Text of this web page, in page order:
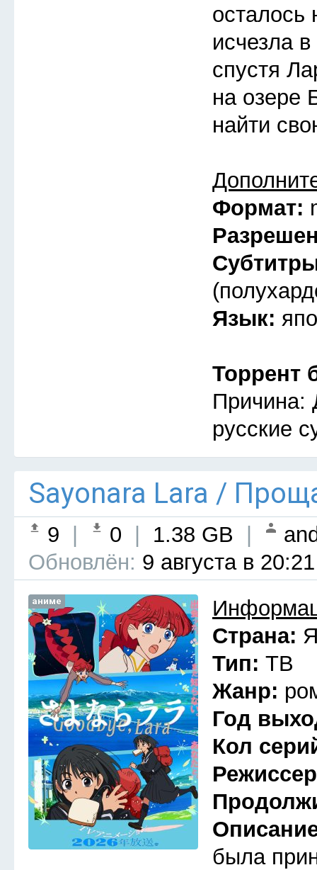
осталось
исчезла
спустя
на озере
найти
Формат:
Язык:
Торрент
Причина:
русские
Sayonara Lara /
9 0 1.38 GB
Обновлён: 9 августа в 20:21
аниме
Страна:
Тип: ТВ
Жанр:
Год
Кол
была